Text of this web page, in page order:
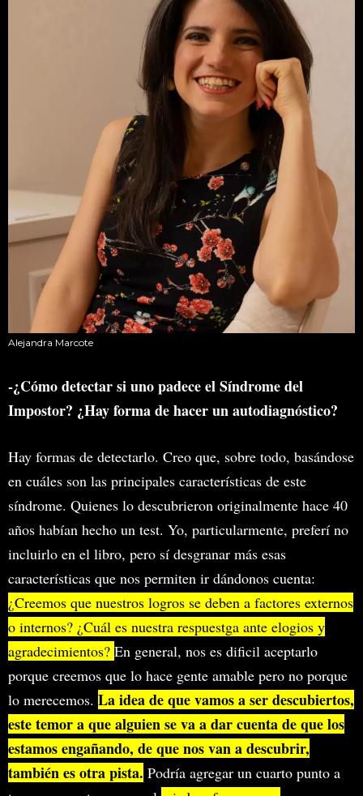
Alejandra Marcote
-¿Cómo detectar si uno padece el Síndrome del
Impostor? ¿Hay forma de hacer un autodiagnóstico?
Hay formas de detectarlo. Creo que, sobre todo, basándose
en cuáles son las principales características de este
síndrome. Quienes lo descubrieron originalmente hace 40
años habían hecho un test. Yo, particularmente, preferí no
incluirlo en el libro, pero sí desgranar más esas
características que nos permiten ir dándonos cuenta:
¿Creemos que nuestros logros se deben a factores externos
o internos? ¿Cuál es nuestra respuestga ante elogios y
agradecimientos? En general, nos es dificil aceptarlo
porque creemos que lo hace gente amable pero no porque
lo merecemos. La idea de que vamos a ser descubiertos,
este temor a que alguien se va a dar cuenta de que los
estamos engañando, de que nos van a descubrir,
también es otra pista. Podría agregar un cuarto punto a